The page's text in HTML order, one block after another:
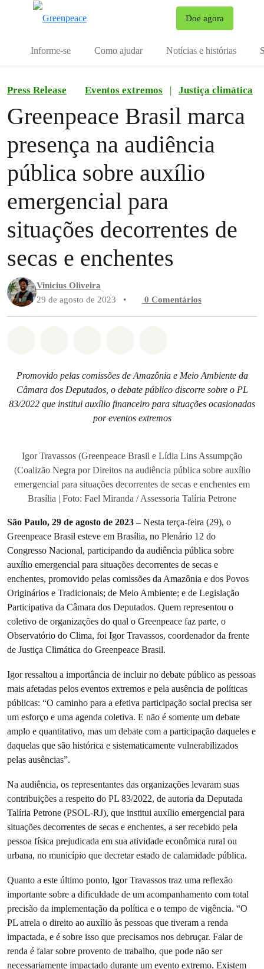
Doe agora
Informe-se Como ajudar Notícias e histórias
Press Release Eventos extremos | Justiça climática
Greenpeace Brasil marca
presença na audiência
pública sobre auxílio
emergencial para
situações decorrentes de
secas e enchentes
Vinicius Oliveira
29 de agosto de 2023
• 0 Comentários
Promovido pelas comissões de Amazônia e Meio Ambiente da
Câmara dos Deputados, o debate público discorre sobre o PL
83/2022 que institui auxílio financeiro para situações ocasionadas
por eventos extremos
Igor Travassos (Greenpeace Brasil e Lídia Lins Assumpção
(Coalizão Negra por Direitos na audiência pública sobre auxílio
emergencial para situações decorrentes de secas e enchentes em
Brasília | Foto: Fael Miranda / Assessoria Talíria Petrone
São Paulo, 29 de agosto de 2023 –Nesta terça-feira (29), o
Greenpeace Brasil esteve em Brasília, no Plenário 12 do
Congresso Nacional, participando da audiência pública sobre
auxílio emergencial para situações decorrentes de secas e
enchentes, promovido pelas comissões da Amazônia e dos Povos
Originários e Tradicionais; de Meio Ambiente; e de Legislação
Participativa da Câmara dos Deputados. Quem representou o
coletivo de organizações do qual o Greenpeace faz parte, o
Observatório do Clima, foi Igor Travassos, coordenador da frente
de Justiça Climática do Greenpeace Brasil.
Igor ressaltou a importância de incluir no debate público as pessoas
mais afetadas pelos eventos extremos e pela ausência de políticas
públicas: “O caminho para a efetiva participação social precisa ser
um esforço e uma agenda coletiva. E não é somente um debate
amplo e quantitativo, mas um debate com a participação daqueles e
daquelas que são histórica e sistematicamente vulnerabilizados
pelas ausências”.
Na audiência, os representantes das organizações levaram suas
contribuições a respeito do PL 83/2022, de autoria da Deputada
Talíria Petrone (PSOL-RJ), que institui auxílio emergencial para
situações decorrentes de secas e enchentes, a ser recebido pela
pessoa física prejudicada em sua atividade econômica rural ou
urbana, no município que decretar estado de calamidade pública.
Quanto a este último ponto, Igor Travassos traz uma reflexão
importante sobre a dificuldade de um acompanhamento com total
precisão da implementação da política e o tempo de vigência. “O
PL atrela o direito ao auxílio às pessoas que tiveram a renda
impactada, e é sobre isso que precisamos nos debruçar. Falar de
renda é falar sobre provento de trabalho, que pode não ser
necessariamente impactado durante um evento extremo. Existem